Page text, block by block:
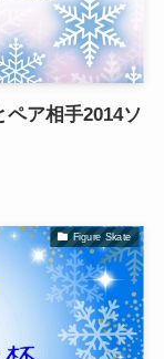
ア相手2014ソ
Figure Skate